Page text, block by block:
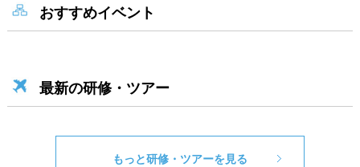
おすすめイベント
最新の研修・ツアー
もっと研修・ツアーを見る